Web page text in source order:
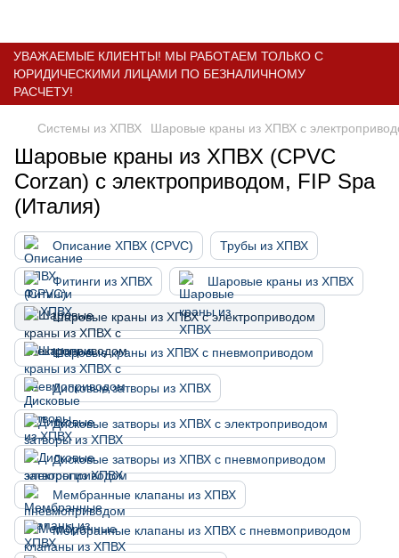
УВАЖАЕМЫЕ КЛИЕНТЫ! МЫ РАБОТАЕМ ТОЛЬКО С
ЮРИДИЧЕСКИМИ ЛИЦАМИ ПО БЕЗНАЛИЧНОМУ
РАСЧЕТУ!
Системы из ХПВХ Шаровые краны из ХПВХ с
Шаровые краны из ХПВХ (CPVC
Corzan) с электроприводом, FIP Spa
(Италия)
Описание ХПВХ (CPVC) Трубы из ХПВХ
Фитинги из ХПВХ Шаровые краны из ХПВХ
Шаровые краны из ХПВХ с электроприводом
Шаровые краны из ХПВХ с пневмоприводом
Дисковые затворы из ХПВХ
Дисковые затворы из ХПВХ с электроприводом
Дисковые затворы из ХПВХ с пневмоприводом
Мембранные клапаны из ХПВХ
Мембранные клапаны из ХПВХ с пневмоприводом